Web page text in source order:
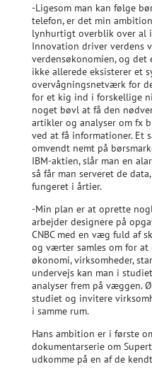
-Ligesom man kan følge
telefon, er det min
lynhurtigt overblik over al
Innovation driver verdens
verdensøkonomien, og
ikke allerede eksisterer et
overvågningsnetværk for
for et kig ind i forskellige
noget bøvl at få den
artikler og analyser om fx
ved at få informationer. Et
omvendt nemt på
IBM-aktien, slår man en
så får man serveret de
fungeret i årtier.
-Min plan er at oprette
arbejder designere på
CNBC med en væg fuld af
og værter samles om for
økonomi, virksomheder,
undervejs kan man i
analyser frem på væggen.
studiet og invitere
i samme rum.
Hans ambition er i første
dokumentarserie om
udkomme på en af de